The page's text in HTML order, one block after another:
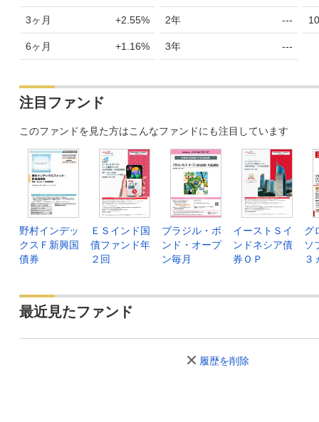
3ヶ月 +2.55%
6ヶ月 +1.16%
2年 ---
3年 ---
注目ファンド
このファンドを見た方はこんなファンドにも注目しています
野村インデッ
クスＦ新興国
債券
ＥＳインド国
債ファンド年
２回
ブラジル・ボ
ンド・オープ
ン毎月
イーストＳイ
ンドネシア債
券ＯＰ
グ
ソ
３
最近見たファンド
履歴を削除